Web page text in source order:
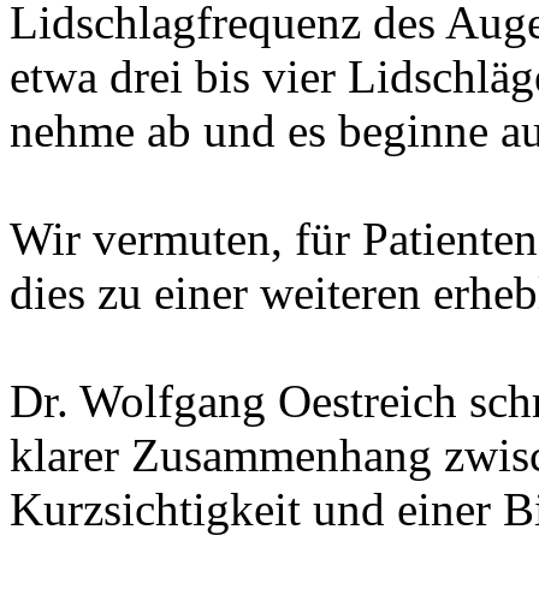
Lidschlagfrequenz des
etwa drei bis vier
nehme ab und es beginne
Wir vermuten, für
dies zu einer weiteren
Dr. Wolfgang Oestreich
klarer Zusammenhang
Kurzsichtigkeit und einer